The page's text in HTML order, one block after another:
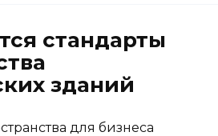
стандарты
зданий
для бизнеса